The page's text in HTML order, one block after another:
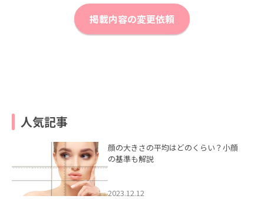
掲載内容の変更依頼
人気記事
顔の大きさの平均はどのくらい？小顔
の基準も解説
2023.12.12